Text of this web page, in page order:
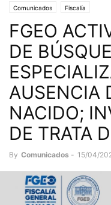
Comunicados Fiscalía
FGEO
DE
AUSENCIA
NACIDO;
DE TRATA
By Comunicados - 15/04/